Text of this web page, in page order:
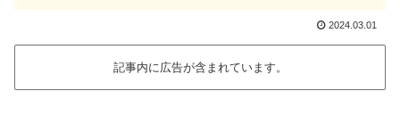
2024.03.01
記事内に広告が含まれています。